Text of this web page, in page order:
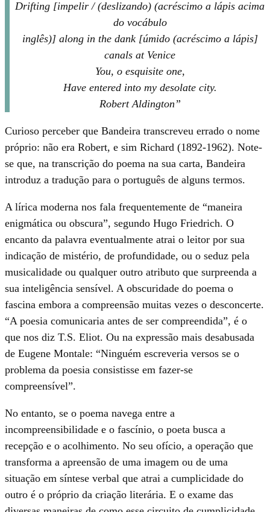
Drifting [impelir / (deslizando) (acréscimo a lápis acima
do vocábulo
inglês)] along in the dank [úmido (acréscimo a lápis]
canals at Venice
You, o esquisite one,
Have entered into my desolate city.
Robert Aldington”
Curioso perceber que Bandeira transcreveu errado o nome
próprio: não era Robert, e sim Richard (1892-1962). Note-
se que, na transcrição do poema na sua carta, Bandeira
introduz a tradução para o português de alguns termos.
A lírica moderna nos fala frequentemente de “maneira
enigmática ou obscura”, segundo Hugo Friedrich. O
encanto da palavra eventualmente atrai o leitor por sua
indicação de mistério, de profundidade, ou o seduz pela
musicalidade ou qualquer outro atributo que surpreenda a
sua inteligência sensível. A obscuridade do poema o
fascina embora a compreensão muitas vezes o desconcerte.
“A poesia comunicaria antes de ser compreendida”, é o
que nos diz T.S. Eliot. Ou na expressão mais desabusada
de Eugene Montale: “Ninguém escreveria versos se o
problema da poesia consistisse em fazer-se
compreensível”.
No entanto, se o poema navega entre a
incompreensibilidade e o fascínio, o poeta busca a
recepção e o acolhimento. No seu ofício, a operação que
transforma a apreensão de uma imagem ou de uma
situação em síntese verbal que atrai a cumplicidade do
outro é o próprio da criação literária. E o exame das